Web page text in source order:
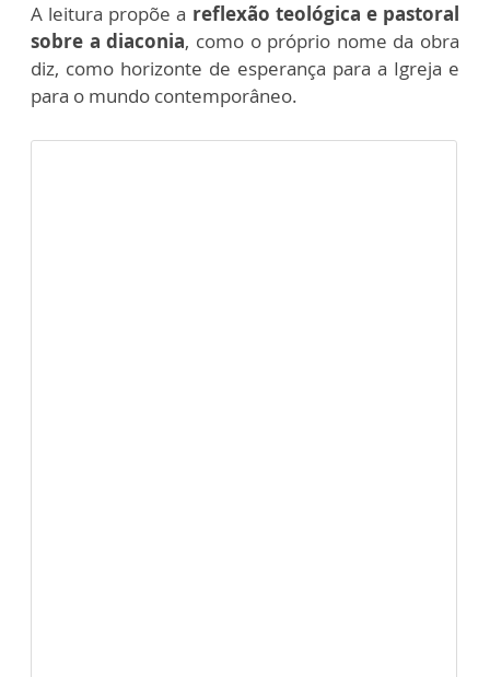
A leitura propõe a reflexão teológica e pastoral
sobre a diaconia, como o próprio nome da obra
diz, como horizonte de esperança para a Igreja e
para o mundo contemporâneo.